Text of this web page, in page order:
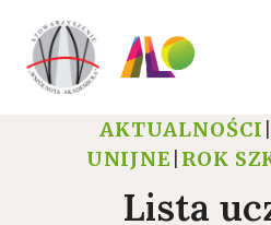
Przejdź
treści
AKTUALNOŚCI
UNIJNE ROK
Lista